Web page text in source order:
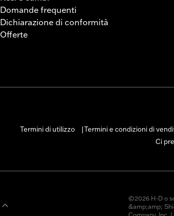
Domande frequenti
Dichiarazione di conformità
Offerte
Termini di utilizzo
Termini e condizioni di
Ci
©2026 H-D o
&amp;amp;